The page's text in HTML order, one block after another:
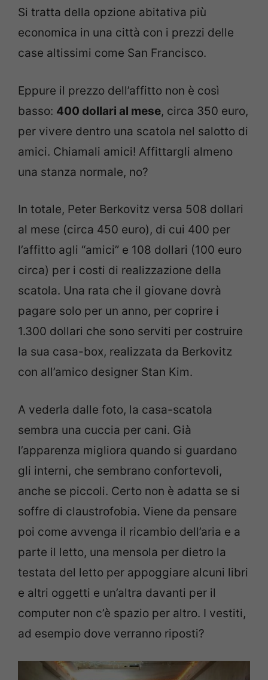
Si tratta della opzione abitativa più
economica in una città con i prezzi delle
case altissimi come San Francisco.
Eppure il prezzo dell’affitto non è così
basso: 400 dollari al mese, circa 350 euro,
per vivere dentro una scatola nel salotto di
amici. Chiamali amici! Affittargli almeno
una stanza normale, no?
In totale, Peter Berkovitz versa 508 dollari
al mese (circa 450 euro), di cui 400 per
l’affitto agli “amici” e 108 dollari (100 euro
circa) per i costi di realizzazione della
scatola. Una rata che il giovane dovrà
pagare solo per un anno, per coprire i
1.300 dollari che sono serviti per costruire
la sua casa-box, realizzata da Berkovitz
con all’amico designer Stan Kim.
A vederla dalle foto, la casa-scatola
sembra una cuccia per cani. Già
l’apparenza migliora quando si guardano
gli interni, che sembrano confortevoli,
anche se piccoli. Certo non è adatta se si
soffre di claustrofobia. Viene da pensare
poi come avvenga il ricambio dell’aria e a
parte il letto, una mensola per dietro la
testata del letto per appoggiare alcuni libri
e altri oggetti e un’altra davanti per il
computer non c’è spazio per altro. I vestiti,
ad esempio dove verranno riposti?